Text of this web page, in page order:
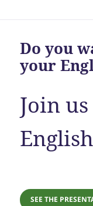
Do you
your
Join
SEE THE